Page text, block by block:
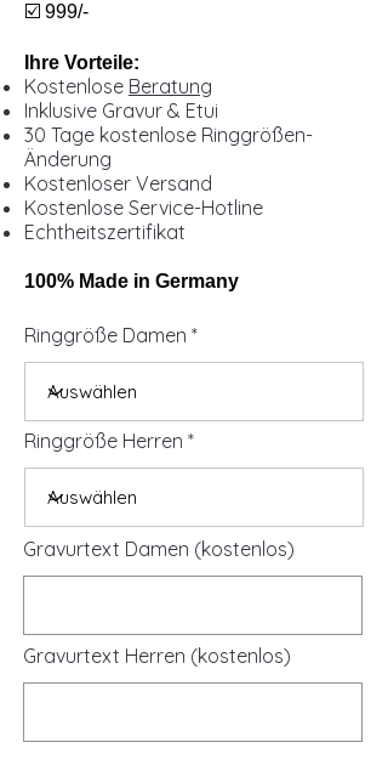
☑️ 999/-
Ihre Vorteile:
Kostenlose Beratung
Inklusive Gravur & Etui
30 Tage kostenlose Ringgrößen-
Änderung
Kostenloser Versand
Kostenlose Service-Hotline
Echtheitszertifikat
100% Made in Germany
Ringgröße Damen
Ringgröße Herren
Gravurtext Damen (kostenlos)
Gravurtext Herren (kostenlos)